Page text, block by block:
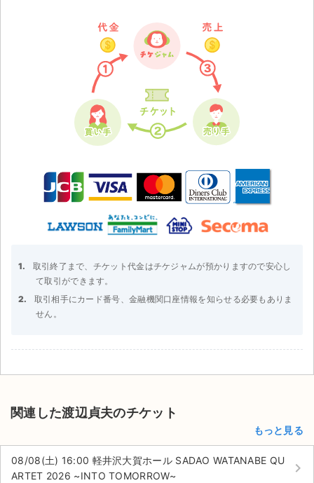
取引終了まで、チケット代金はチケジャムが預かりますので安心し
て取引ができます。
取引相手にカード番号、金融機関口座情報を知らせる必要もありま
せん。
関連した渡辺貞夫のチケット
もっと見る
08/08(土) 16:00 軽井沢大賀ホール SADAO WATANABE QU
ARTET 2026 ~INTO TOMORROW~
keyboard_arrow_right